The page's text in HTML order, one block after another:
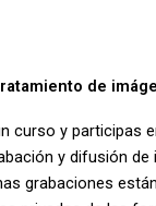
de
curso y participas
y difusión de
grabaciones